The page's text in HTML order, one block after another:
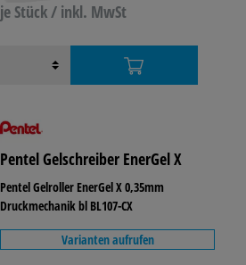
je Stück / inkl. MwSt
Pentel Gelschreiber EnerGel X
Pentel Gelroller EnerGel X 0,35mm
Druckmechanik bl BL107-CX
Varianten aufrufen